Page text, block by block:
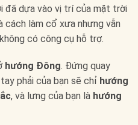
đã dựa vào vị trí của mặt trời
cách làm cổ xưa nhưng vẫn
có công cụ hỗ trợ.
hướng Đông. Đứng quay
phải của bạn sẽ chỉ hướng
, và lưng của bạn là hướng